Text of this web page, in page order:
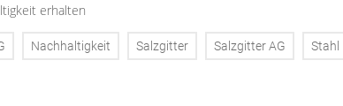
erhalten
Nachhaltigkeit Salzgitter Salzgitter AG Stahl